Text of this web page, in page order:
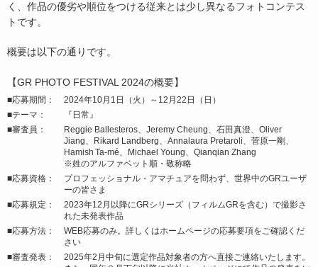
く、作品の優劣や順位をつける従来とは少し異なるフォトコンテス
トです。
概要は以下の通りです。
【GR PHOTO FESTIVAL 2024の概要】
■応募期間：
2024年10月1日（火）～12月22日（日）
■テーマ：
『日常』
■審査員：
Reggie Ballesteros、Jeremy Cheung、石田真澄、Oliver
Jiang、Rikard Landberg、Annalaura Pretaroli、菅原一剛、
Hamish Ta-mé、Michael Young、Qianqian Zhang
※姓のアルファベット順・敬称略
■応募資格：
プロフェッショナル・アマチュアを問わず、世界中のGRユーザ
ーの皆さま
■応募規定：
2023年12月以降にGRシリーズ（フィルムGRを含む）で撮影さ
れた未発表作品
■応募方法：
WEB応募のみ。詳しくはホームページの応募要項をご確認くだ
さい
■審査発表：
2025年2月中旬に選定作品対象者の方へ直接ご連絡いたします。